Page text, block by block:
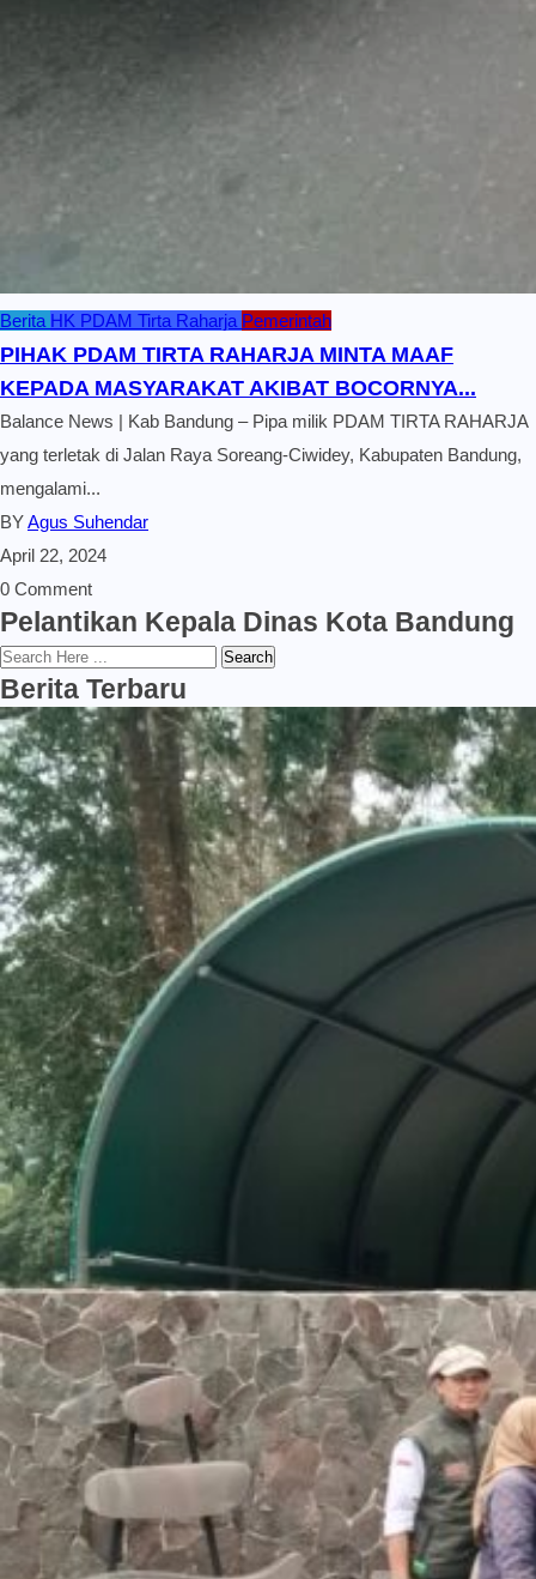
Berita HK PDAM Tirta Raharja Pemerintah
PIHAK PDAM TIRTA RAHARJA MINTA MAAF
KEPADA MASYARAKAT AKIBAT BOCORNYA...
Balance News | Kab Bandung – Pipa milik PDAM TIRTA RAHARJA
yang terletak di Jalan Raya Soreang-Ciwidey, Kabupaten Bandung,
mengalami...
BYAgus Suhendar
April 22, 2024
0 Comment
Pelantikan Kepala Dinas Kota Bandung
Search
Berita Terbaru